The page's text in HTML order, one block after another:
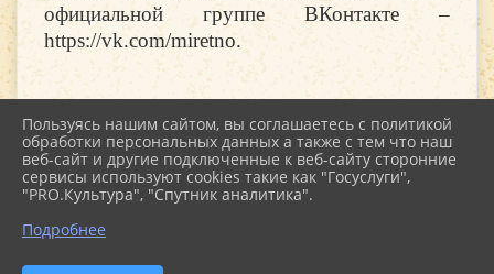
официальной группе ВКонтакте –
https://vk.com/miretno.
2026 г. kultstar.ru
Вход
Карта сайта
Политика обработки персональных данных
Сделано на KubCMS
Пользуясь нашим сайтом, вы соглашаетесь с политикой
обработки персональных данных а также с тем что наш
веб-сайт и другие подключенные к веб-сайту сторонние
сервисы используют cookies такие как "Госуслуги",
"PRO.Культура", "Спутник аналитика".
Подробнее